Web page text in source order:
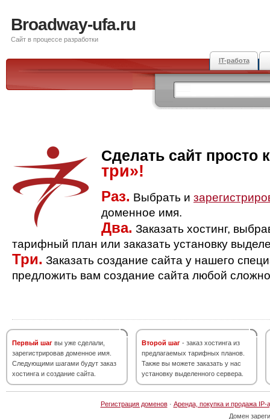
Broadway-ufa.ru
Сайт в процессе разработки
IT-работа
Сделать сайт просто
три»!
Раз. Выбрать и
доменное имя.
Два. Заказать хостинг,
тарифный план или заказать установку
Три. Заказать создание сайта у нашего
предложить вам создание сайта любой
Первый шаг вы уже сделали,
зарегистрировав доменное имя.
Следующими шагами будут заказ
хостинга и создание сайта.
Второй шаг - заказ хостинга из
предлагаемых тарифных планов.
Также вы можете заказать у нас
установку выделенного сервера.
Регистрация доменов· Аренда, покупка и продажа IP-
Домен